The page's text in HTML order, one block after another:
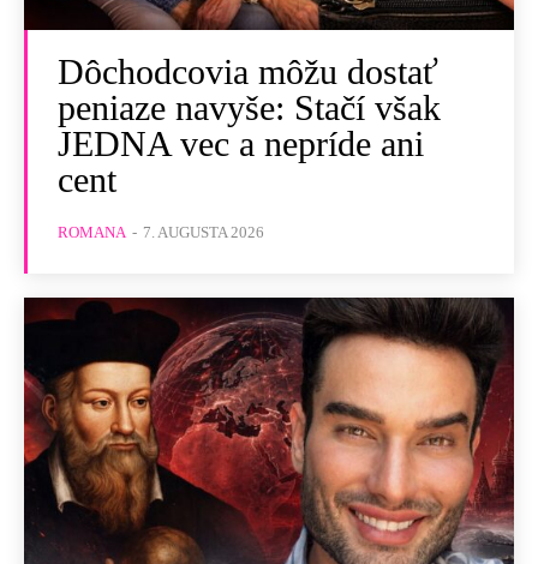
Dôchodcovia môžu dostať
peniaze navyše: Stačí však
JEDNA vec a nepríde ani
cent
ROMANA - 7. AUGUSTA 2026